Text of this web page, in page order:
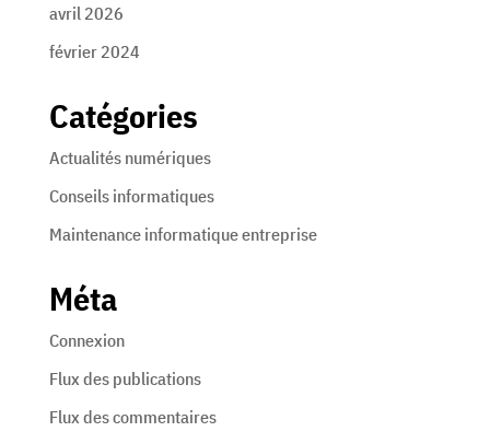
avril 2026
février 2024
Catégories
Actualités numériques
Conseils informatiques
Maintenance informatique entreprise
Méta
Connexion
Flux des publications
Flux des commentaires